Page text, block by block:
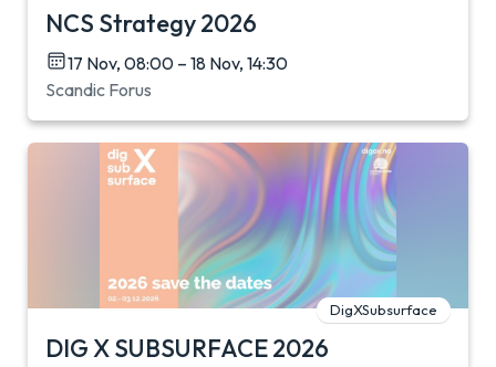
NCS Strategy 2026
17 Nov, 08:00 – 18 Nov, 14:30
Scandic Forus
DigXSubsurface
DIG X SUBSURFACE 2026